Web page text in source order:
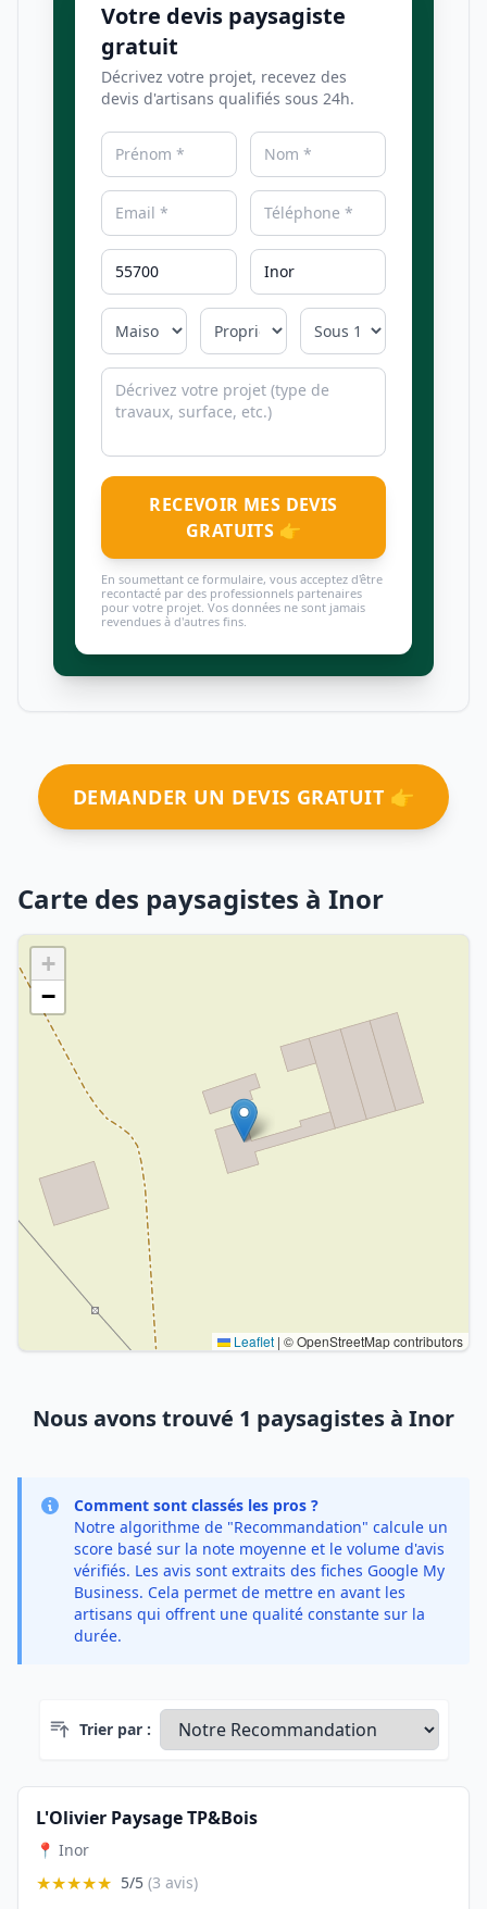
Votre devis paysagiste
gratuit
Décrivez votre projet, recevez des
devis d'artisans qualifiés sous 24h.
RECEVOIR MES DEVIS
GRATUITS 👉
En soumettant ce formulaire, vous acceptez d'être
recontacté par des professionnels partenaires
pour votre projet. Vos données ne sont jamais
revendues à d'autres fins.
DEMANDER UN DEVIS GRATUIT 👉
Carte des paysagistes à Inor
+
−
Leaflet | © OpenStreetMap contributors
Nous avons trouvé 1 paysagistes à Inor
Comment sont classés les pros ?
Notre algorithme de "Recommandation" calcule un
score basé sur la note moyenne et le volume d'avis
vérifiés. Les avis sont extraits des fiches Google My
Business. Cela permet de mettre en avant les
artisans qui offrent une qualité constante sur la
durée.
Trier par :
L'Olivier Paysage TP&Bois
📍 Inor
★★★★★ 5/5 (3 avis)